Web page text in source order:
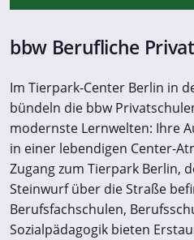
bbw Berufliche
Im Tierpark-Center Berlin in
bündeln die bbw
modernste Lernwelten: Ihre
in einer lebendigen Center-
Zugang zum Tierpark Berlin,
Steinwurf über die Straße
Berufsfachschulen,
Sozialpädagogik bieten